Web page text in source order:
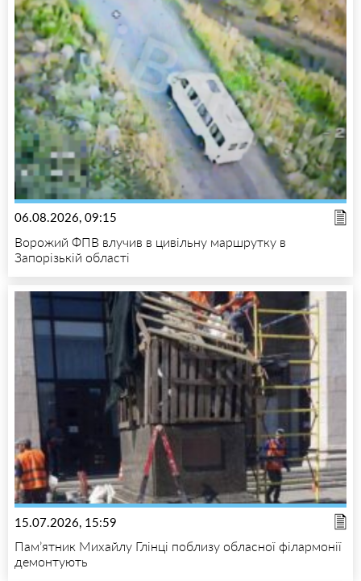
06.08.2026, 09:15
Ворожий ФПВ влучив в цивільну маршрутку в
Запорізькій області
15.07.2026, 15:59
Пам’ятник Михайлу Глінці поблизу обласної філармонії
демонтують